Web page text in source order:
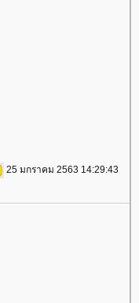
25 มกราคม 2563 14:29:43